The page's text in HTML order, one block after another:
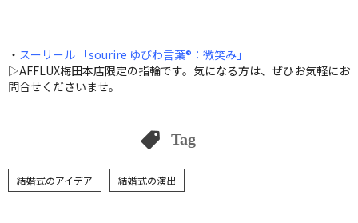
・ スーリール 「sourire ゆびわ言葉®：微笑み」
▷AFFLUX梅田本店限定の指輪です。気になる方は、ぜひお気軽にお
問合せくださいませ。
Tag
結婚式のアイデア 結婚式の演出